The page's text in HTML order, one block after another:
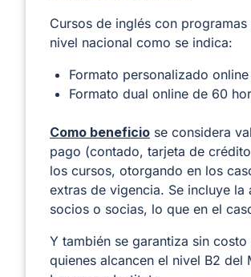
Cursos de inglés con
nivel nacional como se indica:
Formato personalizado
Formato dual online de 60
Como beneficio se considera
pago (contado, tarjeta de
los cursos, otorgando en los
extras de vigencia. Se incluye
socios o socias, lo que en el
Y también se garantiza sin
quienes alcancen el nivel B2 del